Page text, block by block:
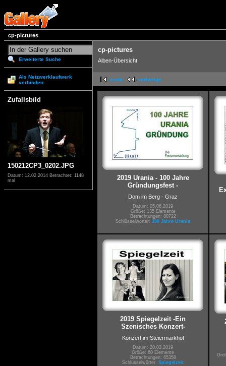
cp-pictures
Erweiterte Suche
Als Netzwerklaufwerk
verbinden
Zufallsbild
150212CP3_0202.JPG
Datum: 12.02.2014 Betrachtet: 1148
mal
cp-pictures
Alben-Übersicht
erste vorherige
2019 Urania - 100 Jahre
Gründungsfest -
Dom im Berg - Graz
Datum: 05.06.2019
Größe: 135 Elemente
Betrachtungen: 80722
Schlüsselwörter: 100 Jahre Urania
2019 Spiegelzeit -Ein
Szenisches Konzert-
Konzert im Steiermarkhof
Datum: 20.03.2019
Größe: 60 Elemente
Betrachtungen: 65358
Schlüsselwörter: Spiegelzeit